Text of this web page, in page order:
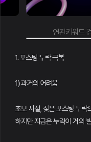
연관키워드 검색량
1. 포스팅 누락 극복
1) 과거의 어려움
초보 시절, 잦은 포스팅 누락
하지만 지금은 누락이 거의